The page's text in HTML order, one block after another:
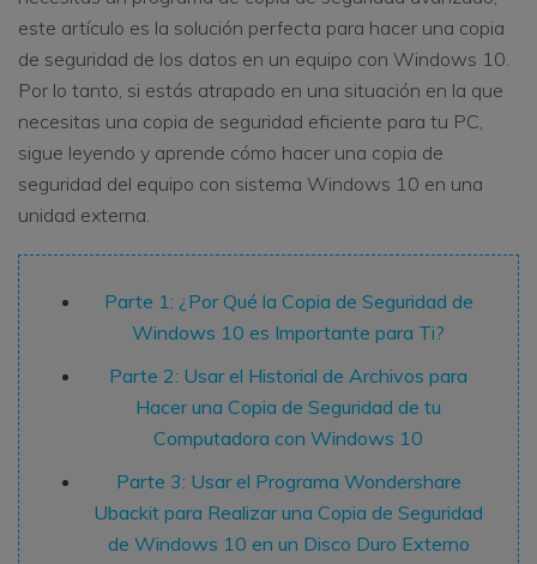
este artículo es la solución perfecta para hacer una copia
de seguridad de los datos en un equipo con Windows 10.
Por lo tanto, si estás atrapado en una situación en la que
necesitas una copia de seguridad eficiente para tu PC,
sigue leyendo y aprende cómo hacer una copia de
seguridad del equipo con sistema Windows 10 en una
unidad externa.
Parte 1: ¿Por Qué la Copia de Seguridad de
Windows 10 es Importante para Ti?
Parte 2: Usar el Historial de Archivos para
Hacer una Copia de Seguridad de tu
Computadora con Windows 10
Parte 3: Usar el Programa Wondershare
Ubackit para Realizar una Copia de Seguridad
de Windows 10 en un Disco Duro Externo